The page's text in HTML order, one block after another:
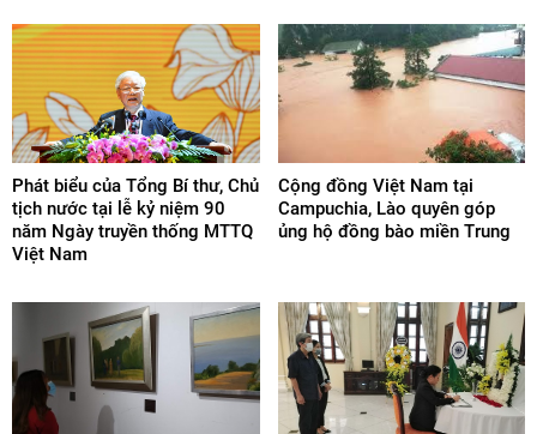
Phát biểu của Tổng Bí thư, Chủ
tịch nước tại lễ kỷ niệm 90
năm Ngày truyền thống MTTQ
Việt Nam
Cộng đồng Việt Nam tại
Campuchia, Lào quyên góp
ủng hộ đồng bào miền Trung